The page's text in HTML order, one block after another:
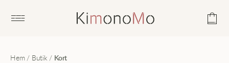
Open main menu
Hem/ Butik / Kort